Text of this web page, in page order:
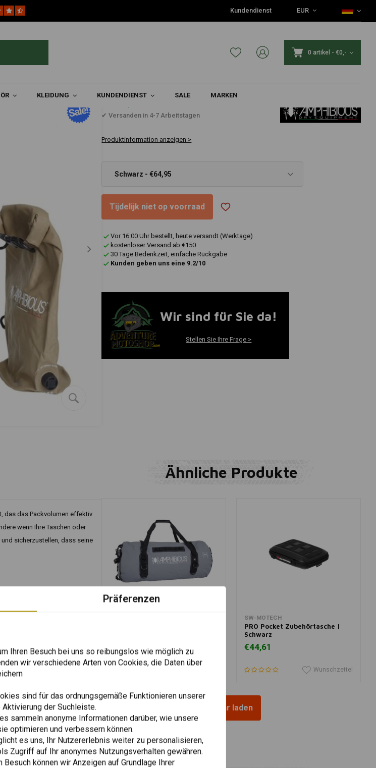
Kundendienst EUR
0 artikel - €0,-
KLEIDUNG KUNDENDIENST SALE MARKEN
| (Wähle Eine Farbe)
€64,95 €413,-
✔ Versanden in 4-7 Arbeitstagen
Produktinformation anzeigen >
Schwarz - €64,95
Tijdelijk niet op voorraad
Vor 16:00 Uhr bestellt, heute versandt (Werktage)
kostenloser Versand ab €150
30 Tage Bedenkzeit, einfache Rückgabe
Kunden geben uns eine 9.2/10
Wir sind für Sie da!
Stellen Sie Ihre Frage >
das das Packvolumen effektiv
wenn Ihre Taschen oder
sicherzustellen, dass seine
Seite getragen werden.
hinzu
Ähnliche Produkte
€124,94 €515,00
In den Warenkorb legen
SW-MOTECH
PRO Pocket Zubehörtasche |
Schwarz
€44,61
Wunschzettel
Mehr laden
Präferenzen
Ihren Besuch bei uns so reibungslos wie möglich zu
wir verschiedene Arten von Cookies, die Daten über
sind für das ordnungsgemäße Funktionieren unserer
der Suchleiste.
sammeln anonyme Informationen darüber, wie unsere
optimieren und verbessern können.
es uns, Ihr Nutzererlebnis weiter zu personalisieren,
Zugriff auf Ihr anonymes Nutzungsverhalten gewähren.
Besuch können wir Anzeigen auf Grundlage Ihrer